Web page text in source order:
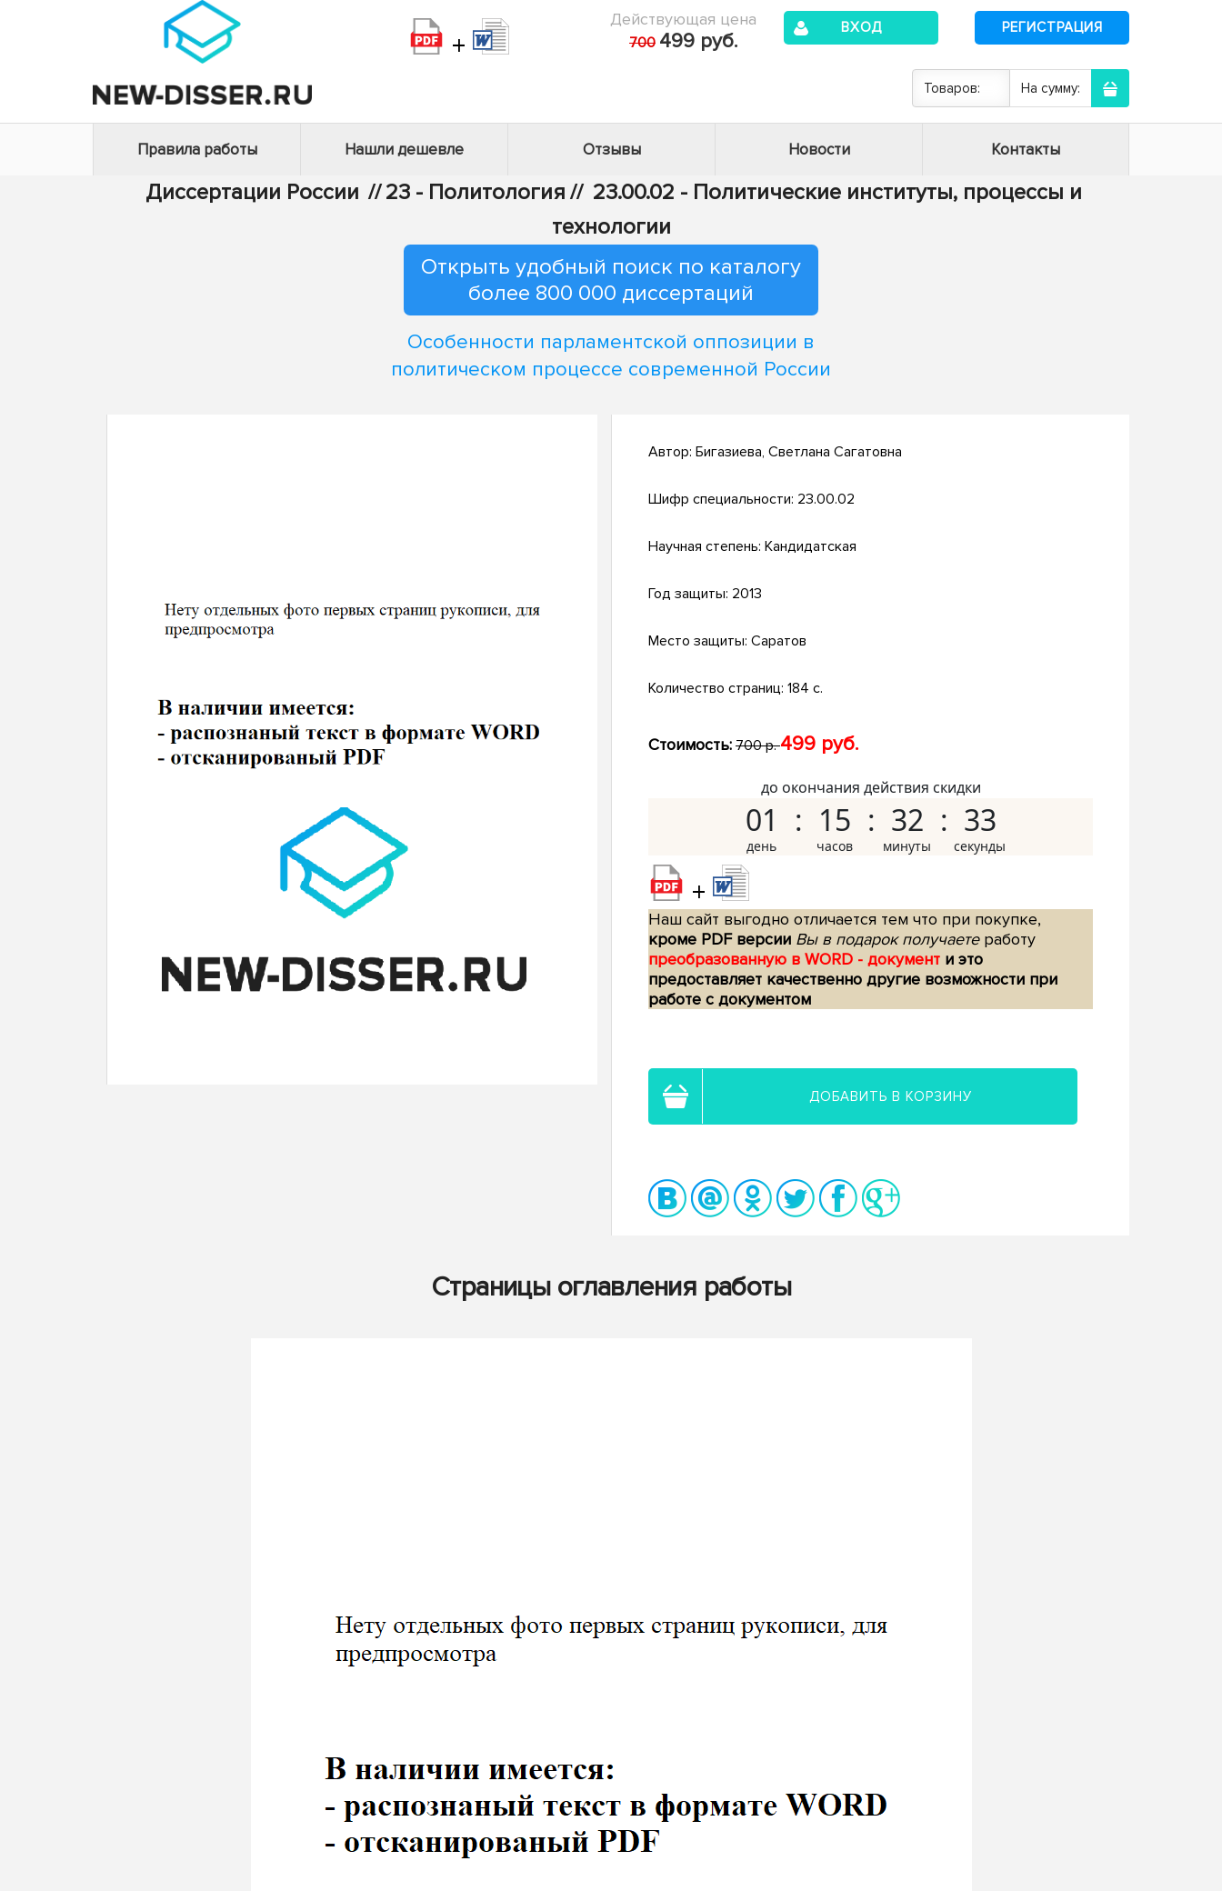
+
Действующая цена
700 499 руб.
ВХОД РЕГИСТРАЦИЯ
Товаров: На сумму:
Правила работы Нашли дешевле Отзывы Новости Контакты
Диссертации России // 23 - Политология // 23.00.02 - Политические институты, процессы и
технологии
Открыть удобный поиск по каталогу
более 800 000 диссертаций
Особенности парламентской оппозиции в
политическом процессе современной России
Автор: Бигазиева, Светлана Сагатовна
Шифр специальности: 23.00.02
Научная степень: Кандидатская
Год защиты: 2013
Место защиты: Саратов
Количество страниц: 184 с.
Стоимость: 700 р.499 руб.
до окончания действия скидки
01 15 32 32
+
Наш сайт выгодно отличается тем что при покупке,
кроме PDF версии Вы в подарок получаетеработу
преобразованную в WORD - документ и это
предоставляет качественно другие возможности при
работе с документом
ДОБАВИТЬ В КОРЗИНУ
Страницы оглавления работы